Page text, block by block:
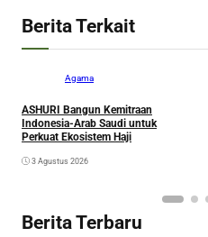
Berita Terkait
Agama
ASHURI Bangun Kemitraan
Indonesia-Arab Saudi untuk
Perkuat Ekosistem Haji
3 Agustus 2026
Berita Terbaru